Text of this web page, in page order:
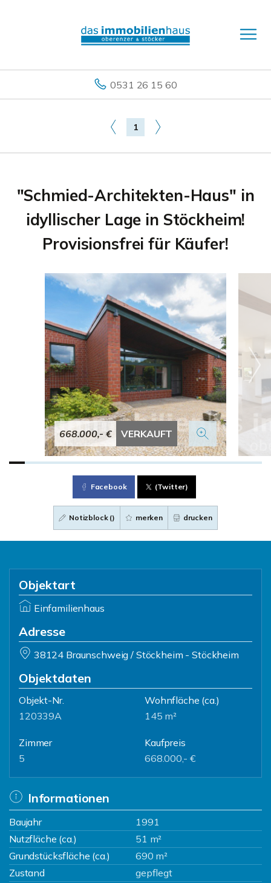
0531 26 15 60
1
"Schmied-Architekten-Haus" in
idyllischer Lage in Stöckheim!
Provisionsfrei für Käufer!
668.000,- € VERKAUFT
Facebook (Twitter)
Notizblock () merken drucken
Objektart
Einfamilienhaus
Adresse
38124 Braunschweig / Stöckheim - Stöckheim
Objektdaten
Objekt-Nr.
120339A
Wohnfläche (ca.)
145 m²
Zimmer
5
Kaufpreis
668.000,- €
Informationen
Baujahr
1991
Nutzfläche (ca.)
51 m²
Grundstücksfläche (ca.)
690 m²
Zustand
gepflegt